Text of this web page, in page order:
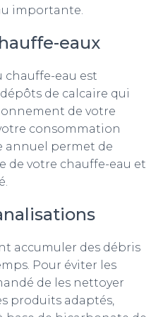
importante.
eaux
eau est
de calcaire qui
de votre
consommation
annuel permet de
de votre chauffe-eau et
accumuler des débris
Pour éviter les
de les nettoyer
produits adaptés,